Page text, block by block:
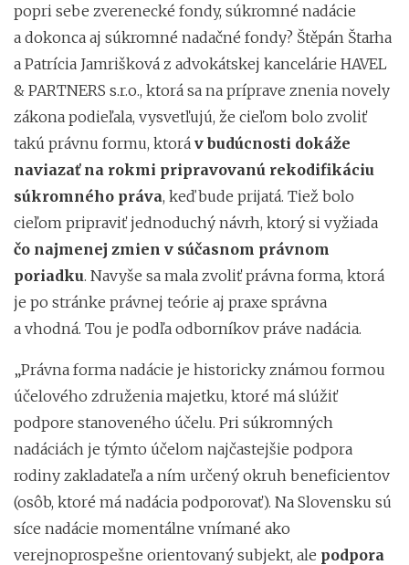
popri sebe zverenecké fondy, súkromné nadácie
a dokonca aj súkromné nadačné fondy? Štěpán Štarha
a Patrícia Jamrišková z advokátskej kancelárie HAVEL
& PARTNERS s.r.o., ktorá sa na príprave znenia novely
zákona podieľala, vysvetľujú, že cieľom bolo zvoliť
takú právnu formu, ktorá v budúcnosti dokáže
naviazať na rokmi pripravovanú rekodifikáciu
súkromného práva, keď bude prijatá. Tiež bolo
cieľom pripraviť jednoduchý návrh, ktorý si vyžiada
čo najmenej zmien v súčasnom právnom
poriadku. Navyše sa mala zvoliť právna forma, ktorá
je po stránke právnej teórie aj praxe správna
a vhodná. Tou je podľa odborníkov práve nadácia.
„Právna forma nadácie je historicky známou formou
účelového združenia majetku, ktoré má slúžiť
podpore stanoveného účelu. Pri súkromných
nadáciách je týmto účelom najčastejšie podpora
rodiny zakladateľa a ním určený okruh beneficientov
(osôb, ktoré má nadácia podporovať). Na Slovensku sú
síce nadácie momentálne vnímané ako
verejnoprospešne orientovaný subjekt, ale podpora